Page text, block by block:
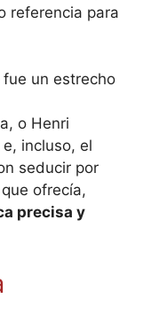
referencia para
fue un estrecho
o Henri
incluso, el
seducir por
ofrecía,
precisa y